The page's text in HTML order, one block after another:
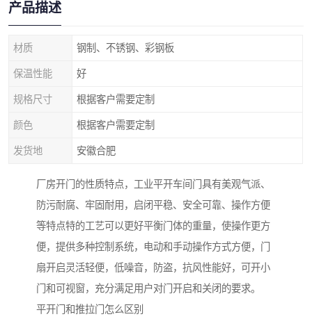
产品描述
材质 钢制、不锈钢、彩钢板
保温性能 好
规格尺寸 根据客户需要定制
颜色 根据客户需要定制
发货地 安徽合肥
厂房开门的性质特点，工业平开车间门具有美观气派、
防污耐腐、牢固耐用，启闭平稳、安全可靠、操作方便
等特点特的工艺可以更好平衡门体的重量，使操作更方
便，提供多种控制系统，电动和手动操作方式方便，门
扇开启灵活轻便，低噪音，防盗，抗风性能好，可开小
门和可视窗，充分满足用户对门开启和关闭的要求。
平开门和推拉门怎么区别